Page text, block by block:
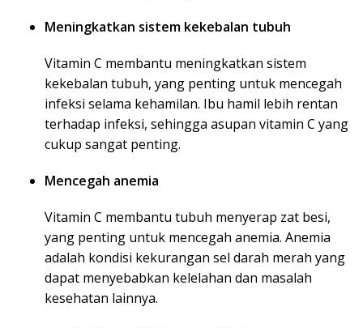
Meningkatkan sistem kekebalan tubuh
Vitamin C membantu meningkatkan sistem
kekebalan tubuh, yang penting untuk mencegah
infeksi selama kehamilan. Ibu hamil lebih rentan
terhadap infeksi, sehingga asupan vitamin C yang
cukup sangat penting.
Mencegah anemia
Vitamin C membantu tubuh menyerap zat besi,
yang penting untuk mencegah anemia. Anemia
adalah kondisi kekurangan sel darah merah yang
dapat menyebabkan kelelahan dan masalah
kesehatan lainnya.